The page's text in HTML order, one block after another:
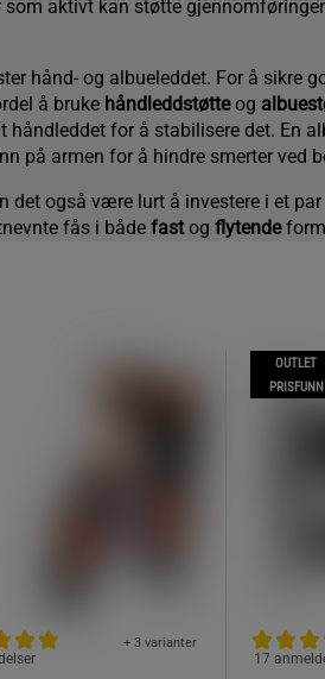
aktivt kan støtte
hånd- og albueleddet. For å sikre
å bruke håndleddstøtteog
for å stabilisere det. En
på armen for å hindre smerter ved
det også være lurt å investere i et
fås i både fastog flytende
+ 3 varianter
OUTLET
PRISFUNN
17